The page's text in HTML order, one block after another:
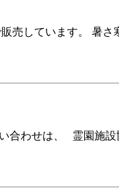
売しています。 暑さ
い合わせは、 霊園施